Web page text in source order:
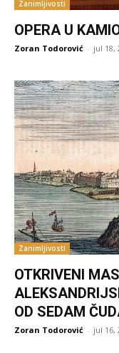
Zanimljivosti
OPERA U
Zoran Todorović - jul 18,
Zanimljivosti
OTKRIVENI
OD SEDAM
Zoran Todorović - jul 16,